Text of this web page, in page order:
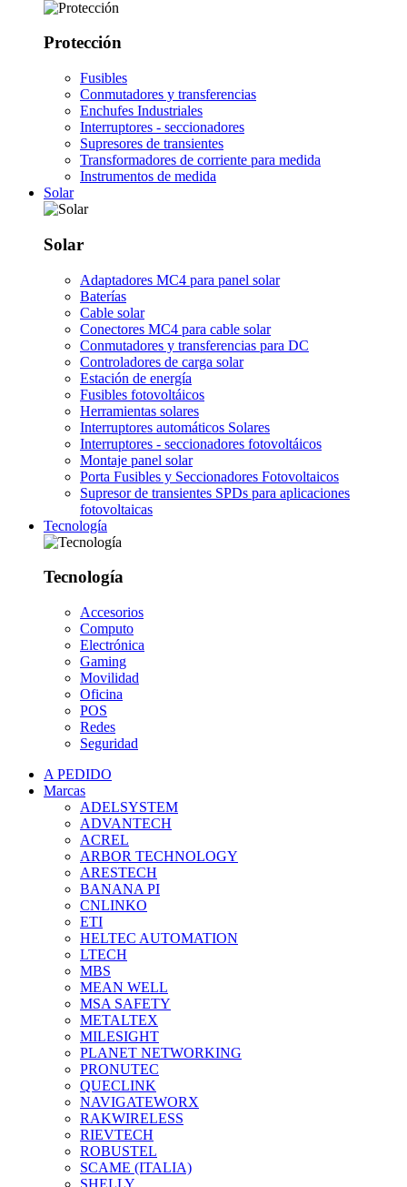
Protección
Fusibles
Conmutadores y transferencias
Enchufes Industriales
Interruptores - seccionadores
Supresores de transientes
Transformadores de corriente para medida
Instrumentos de medida
Solar
Solar
Adaptadores MC4 para panel solar
Baterías
Cable solar
Conectores MC4 para cable solar
Conmutadores y transferencias para DC
Controladores de carga solar
Estación de energía
Fusibles fotovoltáicos
Herramientas solares
Interruptores automáticos Solares
Interruptores - seccionadores fotovoltáicos
Montaje panel solar
Porta Fusibles y Seccionadores Fotovoltaicos
Supresor de transientes SPDs para aplicaciones
fotovoltaicas
Tecnología
Tecnología
Accesorios
Computo
Electrónica
Gaming
Movilidad
Oficina
POS
Redes
Seguridad
A PEDIDO
Marcas
ADELSYSTEM
ADVANTECH
ACREL
ARBOR TECHNOLOGY
ARESTECH
BANANA PI
CNLINKO
ETI
HELTEC AUTOMATION
LTECH
MBS
MEAN WELL
MSA SAFETY
METALTEX
MILESIGHT
PLANET NETWORKING
PRONUTEC
QUECLINK
NAVIGATEWORX
RAKWIRELESS
RIEVTECH
ROBUSTEL
SCAME (ITALIA)
SHELLY